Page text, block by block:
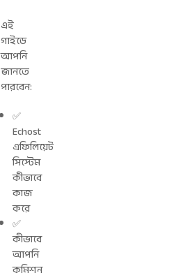
এই
গাইডে
আপনি
জানতে
পারবেন:
✅
Echost
এফিলিয়েট
সিস্টেম
কীভাবে
কাজ
করে
✅
কীভাবে
আপনি
কমিশন